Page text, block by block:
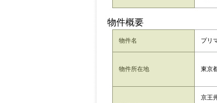
物件概要
物件名 プリ
物件所在地 東京
京王